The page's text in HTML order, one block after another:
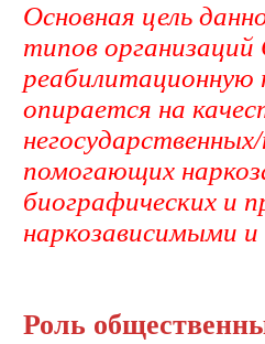
Основная цель
типов
реабилитационную
опирается на
помогающих
биографических и
наркозависимыми
Роль